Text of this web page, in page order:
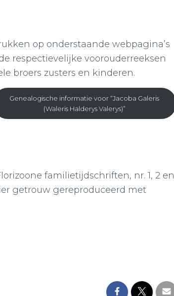
op onderstaande webpagina’s
respectievelijke voorouderreeksen
broers zusters en kinderen.
Genealogische informatie voor “Jacoba Galeris
(Waleris Halderys Valerys)”
familietijdschriften, nr. 1, 2 en
getrouw gereproduceerd met